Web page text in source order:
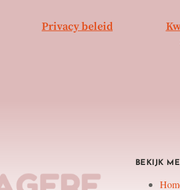
Privacy beleid
BEKIJK